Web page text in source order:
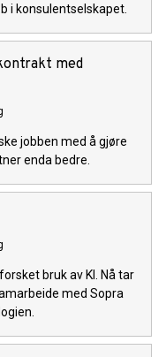
i konsulentselskapet.
med
jobben med å gjøre
enda bedre.
bruk av KI. Nå tar
med Sopra